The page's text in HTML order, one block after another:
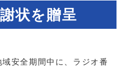
状を贈呈
安全期間中に、ラジオ番